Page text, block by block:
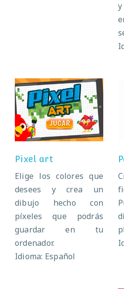
Pixel art
Pixel art
Elige los colores que
desees y crea un
dibujo hecho con
píxeles que podrás
guardar en tu
ordenador.
Idioma: Español